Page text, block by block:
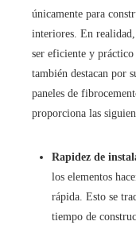
únicamente para
interiores. En
ser eficiente y práctico
también destacan por
paneles de
proporciona las
Rapidez de
los elementos
rápida. Esto se
tiempo de